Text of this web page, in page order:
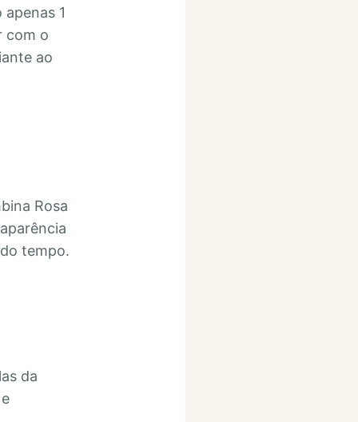
1
com o
ao
Rosa
tempo.
da